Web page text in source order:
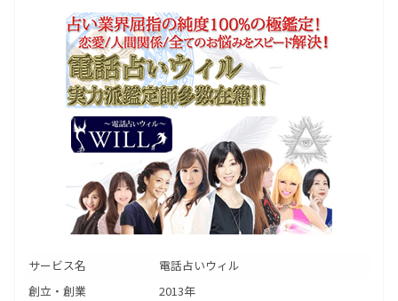
サービス名
電話占いウィル
創立・創業
2013年